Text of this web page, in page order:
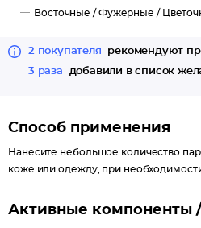
Восточные /Фужерные /
2 покупателя
рекомендуют
3 раза
добавили в список
Способ применения
Нанесите небольшое количество
коже или одежду, при
Активные компоненты /